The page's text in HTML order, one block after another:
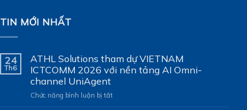
TIN MỚI NHẤT
24
Th6
ATHL Solutions tham dự VIETNAM
ICTCOMM 2026 với nền tảng AI Omni-
channel UniAgent
Chức năng bình luận bị tắtở